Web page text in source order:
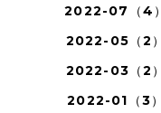
2022-07（4）
2022-05（2）
2022-03（2）
2022-01（3）